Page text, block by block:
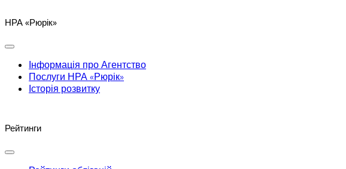
НРА «Рюрік»
Інформація про Агентство
Послуги НРА «Рюрік»
Історія розвитку
Рейтинги